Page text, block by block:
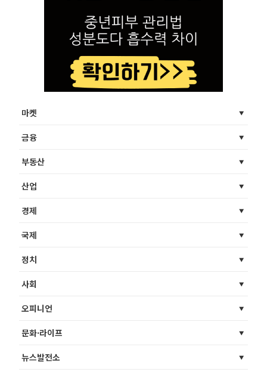
마켓
금융
부동산
산업
경제
국제
정치
사회
오피니언
문화·라이프
뉴스발전소